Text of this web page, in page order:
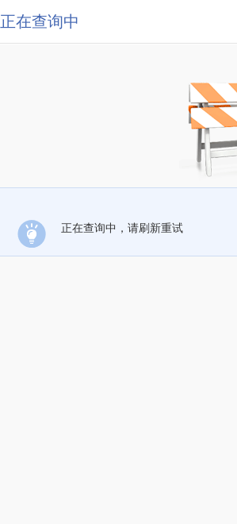
正在查询中
正在查询中，请刷新重试